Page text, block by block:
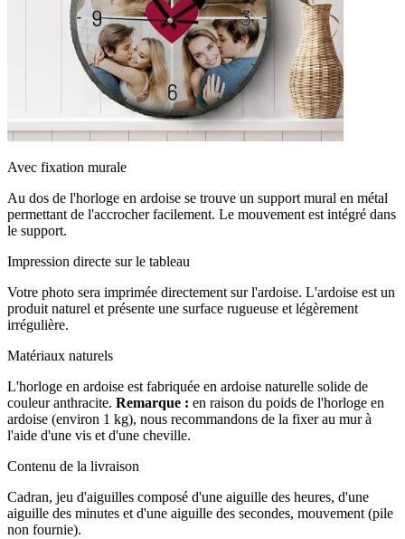
Avec fixation murale
Au dos de l'horloge en ardoise se trouve un support mural en métal
permettant de l'accrocher facilement. Le mouvement est intégré dans
le support.
Impression directe sur le tableau
Votre photo sera imprimée directement sur l'ardoise. L'ardoise est un
produit naturel et présente une surface rugueuse et légèrement
irrégulière.
Matériaux naturels
L'horloge en ardoise est fabriquée en ardoise naturelle solide de
couleur anthracite. Remarque : en raison du poids de l'horloge en
ardoise (environ 1 kg), nous recommandons de la fixer au mur à
l'aide d'une vis et d'une cheville.
Contenu de la livraison
Cadran, jeu d'aiguilles composé d'une aiguille des heures, d'une
aiguille des minutes et d'une aiguille des secondes, mouvement (pile
non fournie).